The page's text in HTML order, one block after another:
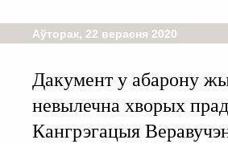
Аўторак, 22 верасня 2020
Дакумент у абарону
невылечна хворых
Кангрэгацыя